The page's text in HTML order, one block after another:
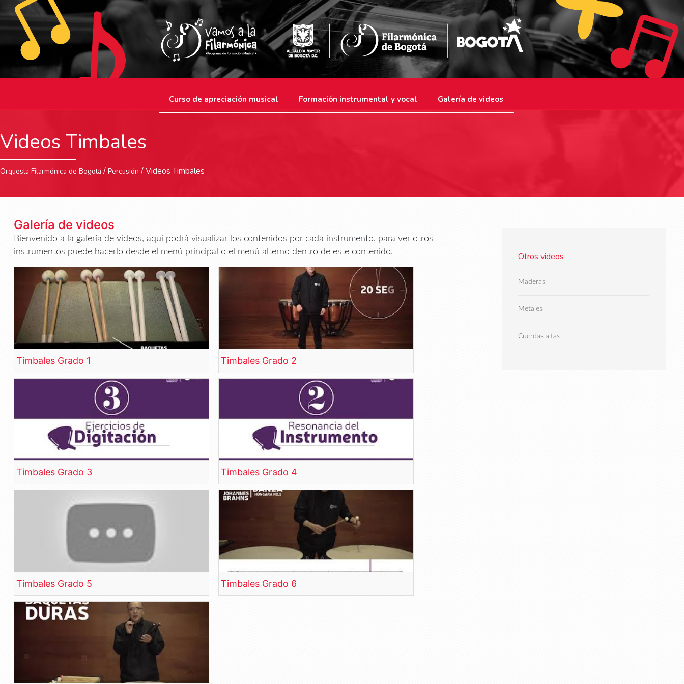
Curso de apreciación musical Formación instrumental y vocal Galería de videos
Videos Timbales
Orquesta Filarmónica de Bogotá / Percusión / Videos Timbales
Galería de videos
Bienvenido a la galería de videos, aqui podrá visualizar los contenidos por cada instrumento, para ver otros
instrumentos puede hacerlo desde el menú principal o el menú alterno dentro de este contenido.
Timbales Grado 1 Timbales Grado 2
Timbales Grado 3 Timbales Grado 4
Timbales Grado 5 Timbales Grado 6
Otros videos
Maderas
Metales
Cuerdas altas